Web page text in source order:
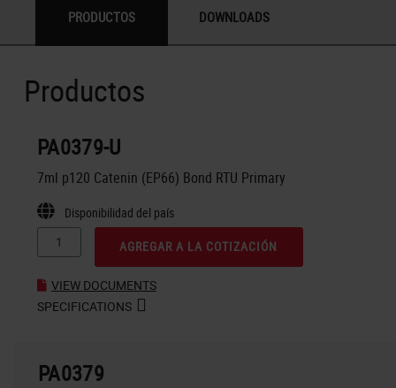
PRODUCTOS DOWNLOADS
Productos
PA0379-U
7ml p120 Catenin (EP66) Bond RTU Primary
Disponibilidad del país
AGREGAR A LA COTIZACIÓN
VIEW DOCUMENTS
SPECIFICATIONS
PA0379